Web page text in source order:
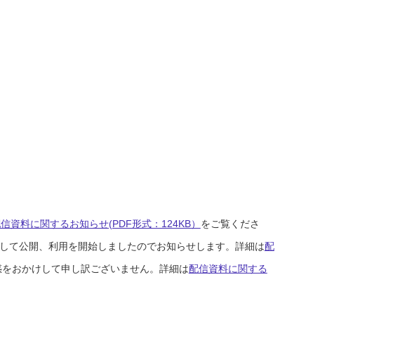
資料に関するお知らせ(PDF形式：124KB） をご覧くださ
て公開、利用を開始しましたのでお知らせします。詳細は配
おかけして申し訳ございません。詳細は配信資料に関する